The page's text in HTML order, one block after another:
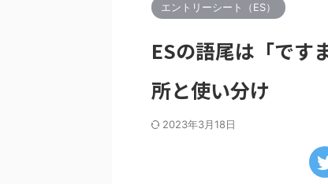
エントリーシート（ES）
ESの語尾は「です
所と使い分け
2023年3月18日